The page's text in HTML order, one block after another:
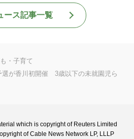
ース記事一覧
・子育て
選が香川初開催 3歳以下の未就園児ら
which is copyright of Reuters Limited
of Cable News Network LP, LLLP